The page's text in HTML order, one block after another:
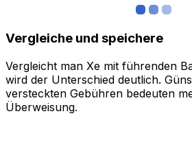
Vergleiche und speichere
Vergleicht man Xe mit führenden
wird der Unterschied deutlich.
versteckten Gebühren bedeuten
Überweisung.